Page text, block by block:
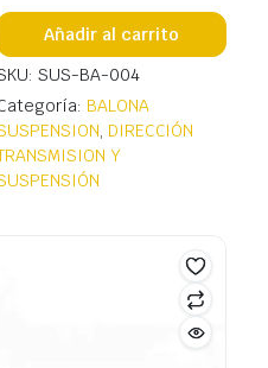
Añadir al carrito
SUS-BA-004
BALONA
, DIRECCIÓN
Y